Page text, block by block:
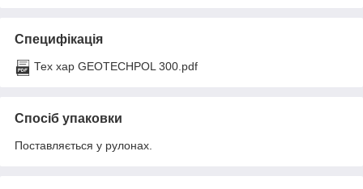
Специфікація
Тех хар GEOTECHPOL 300.pdf
Спосіб упаковки
Поставляється у рулонах.